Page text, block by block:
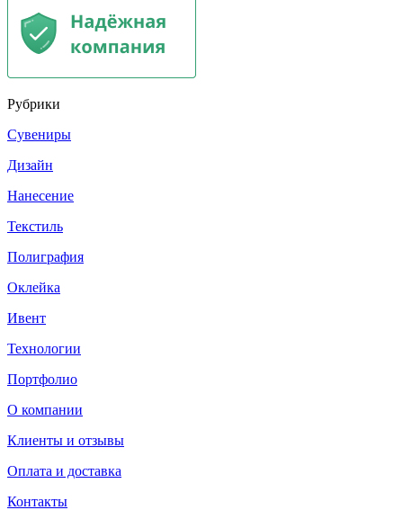
Рубрики
Сувениры
Дизайн
Нанесение
Текстиль
Полиграфия
Оклейка
Ивент
Технологии
Портфолио
О компании
Клиенты и отзывы
Оплата и доставка
Контакты